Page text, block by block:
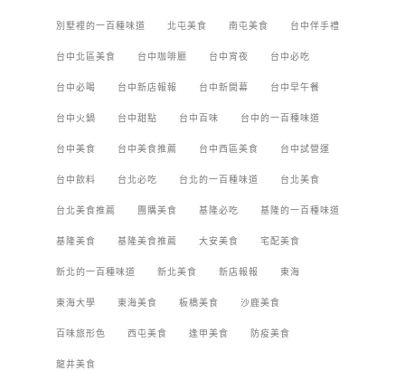
別墅裡的一百種味道 北屯美食 南屯美食 台中伴手禮
台中北區美食 台中咖啡廳 台中宵夜 台中必吃
台中必喝 台中新店報報 台中新開幕 台中早午餐
台中火鍋 台中甜點 台中百味 台中的一百種味道
台中美食 台中美食推薦 台中西區美食 台中試營運
台中飲料 台北必吃 台北的一百種味道 台北美食
台北美食推薦 團購美食 基隆必吃 基隆的一百種味道
基隆美食 基隆美食推薦 大安美食 宅配美食
新北的一百種味道 新北美食 新店報報 東海
東海大學 東海美食 板橋美食 沙鹿美食
百味旅形色 西屯美食 逢甲美食 防疫美食
龍井美食